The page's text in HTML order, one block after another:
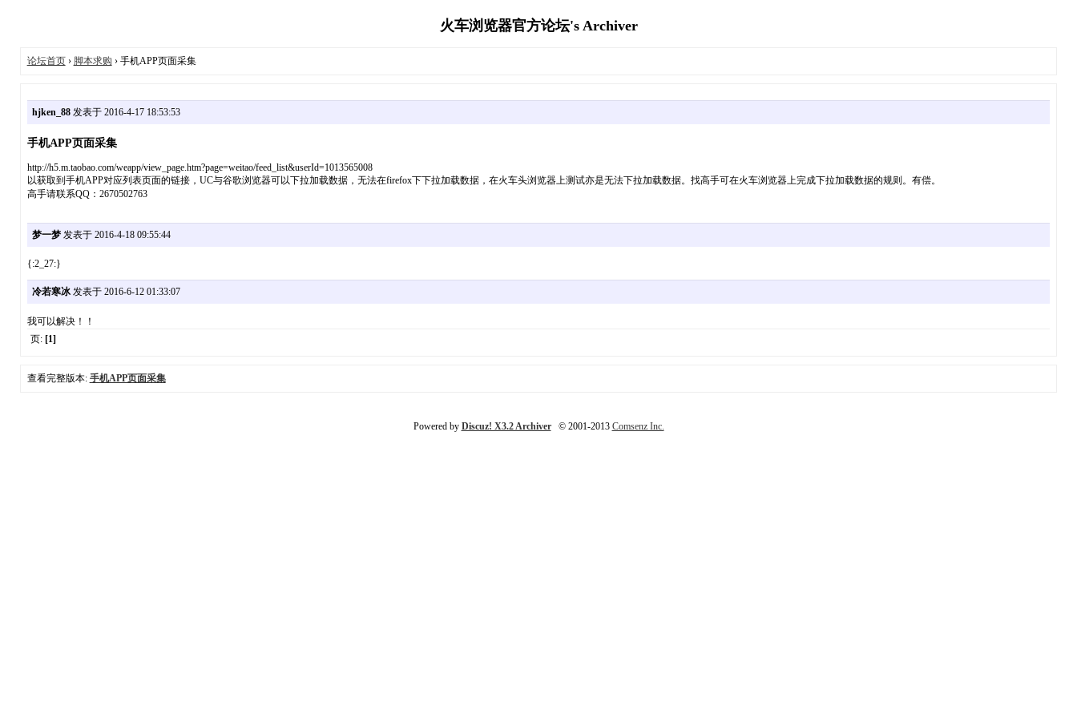
火车浏览器官方论坛's Archiver
论坛首页› 脚本求购 › 手机APP页面采集
hjken_88发表于 2016-4-17 18:53:53
手机APP页面采集
http://h5.m.taobao.com/weapp/view_page.htm?page=weitao/feed_list&userId=1013565008
以获取到手机APP对应列表页面的链接，UC与谷歌浏览器可以下拉加载数据，无法在firefox下下拉加载数据，在火车头浏览器上测试亦是无法下拉加载数据。找高手可在火车浏览器上完成下拉加载数据的规则。有偿。
高手请联系QQ：2670502763
梦一梦发表于 2016-4-18 09:55:44
{:2_27:}
冷若寒冰发表于 2016-6-12 01:33:07
我可以解决！！
页: [1]
查看完整版本: 手机APP页面采集
Powered by Discuz! X3.2 Archiver© 2001-2013 Comsenz Inc.